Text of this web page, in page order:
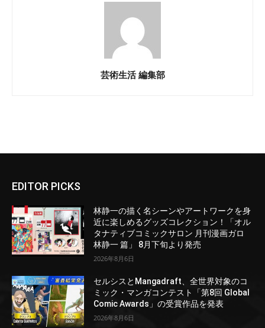
芸術生活 編集部
EDITOR PICKS
林静一の描く名シーンやアートワークを身
近に楽しめるグッズコレクション！「オル
タナティブコミックサロン 月刊漫画ガロ
林静一 篇」 8月下旬より発売
2026年8月6日
セルシスとMangadraft、全世界対象のコ
ミック・マンガコンテスト「第8回 Global
Comic Awards」の受賞作品を発表
2026年8月6日